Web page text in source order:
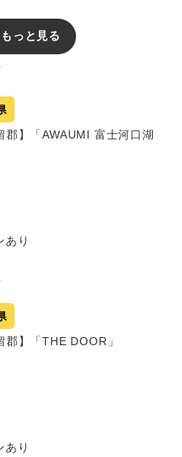
っと見る
郡】「AWAUMI 富士河口湖
あり
郡】「THE DOOR」
あり